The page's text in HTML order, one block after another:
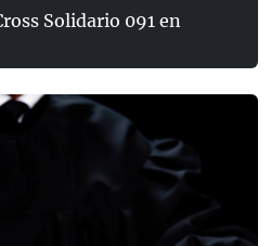
Solidario 091 en